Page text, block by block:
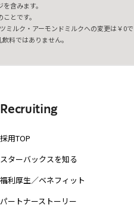
含みます。
とです。
ルク・アーモンドミルクへの変更は￥0で
料ではありません。
Recruiting
採用TOP
スターバックスを知る
福利厚生／ベネフィット
パートナーストーリー